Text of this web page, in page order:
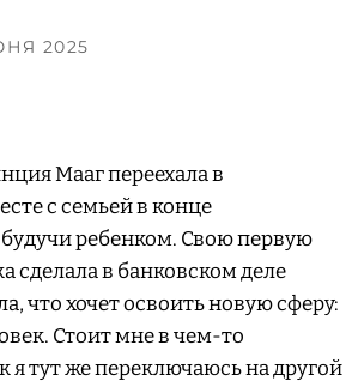
2025
Мааг переехала в
с семьей в конце
ребенком. Свою первую
сделала в банковском деле
что хочет освоить новую сферу:
Стоит мне в чем-то
я тут же переключаюсь на другой